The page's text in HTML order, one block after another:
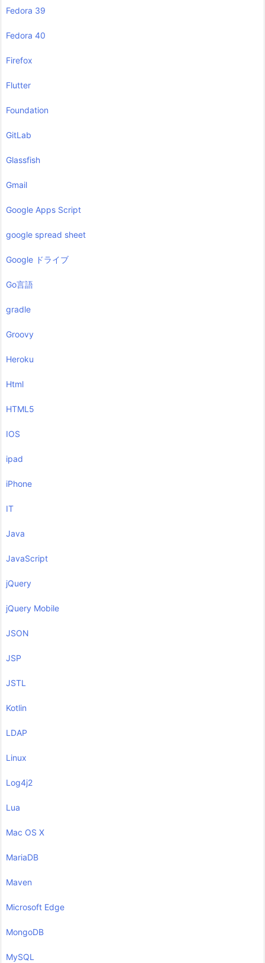
Fedora 39
Fedora 40
Firefox
Flutter
Foundation
GitLab
Glassfish
Gmail
Google Apps Script
google spread sheet
Google ドライブ
Go言語
gradle
Groovy
Heroku
Html
HTML5
IOS
ipad
iPhone
IT
Java
JavaScript
jQuery
jQuery Mobile
JSON
JSP
JSTL
Kotlin
LDAP
Linux
Log4j2
Lua
Mac OS X
MariaDB
Maven
Microsoft Edge
MongoDB
MySQL